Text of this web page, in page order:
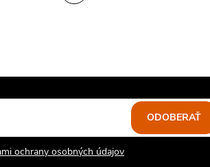
ochrany osobných údajov
ODOBERAŤ